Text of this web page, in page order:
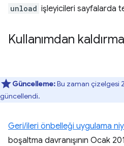
unload işleyicileri sayfalarda
Kullanımdan
Güncelleme:Bu zaman çizelgesi
güncellendi.
Geri/ileri önbelleği uygulama
boşaltma davranışının Ocak